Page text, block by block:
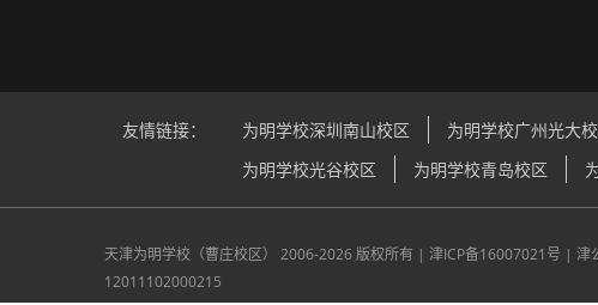
友情链接： 为明学校深圳南山校区 为明学校广州光大
为明学校光谷校区
为明学校青岛校区
天津为明学校（曹庄校区） 2006-2026 版权所有 | 津ICP备16007021号 | 津
12011102000215